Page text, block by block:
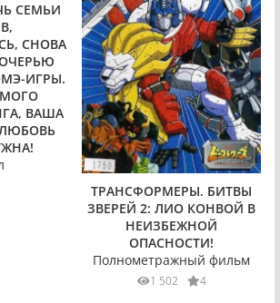
СЕМЬИ
СНОВА
ИГРЫ.
ВАША
ТРАНСФОРМЕРЫ. БИТВЫ
ЗВЕРЕЙ 2: ЛИО КОНВОЙ В
НЕИЗБЕЖНОЙ
ОПАСНОСТИ!
Полнометражный фильм
1 502 4